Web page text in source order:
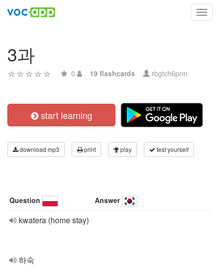
3과
0 19 flashcards rbgtch6prm
start learning
download mp3 print play test yourself
Question Answer
kwatera (home stay)
하숙